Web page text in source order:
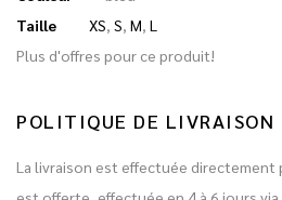
Taille
XS, S, M, L
Plus d'offres pour ce produit!
POLITIQUE DE LIVRAISON
La livraison est effectuée directement